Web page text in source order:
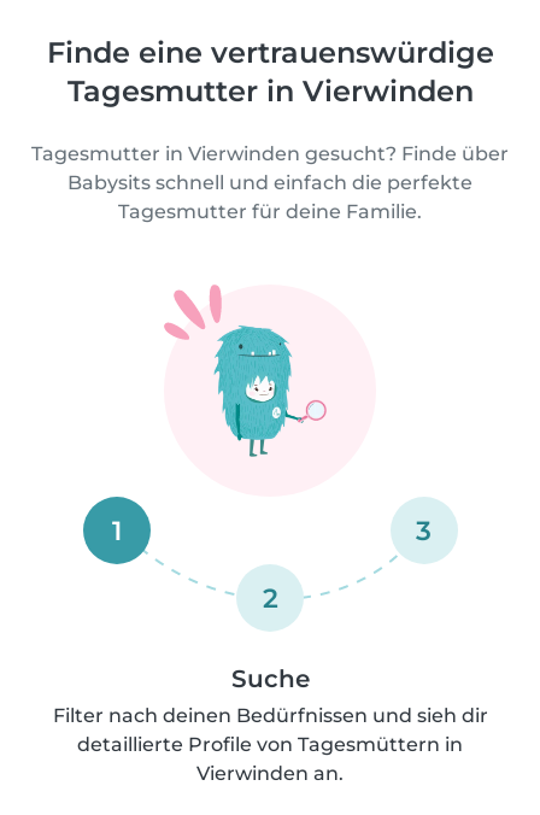
Finde eine vertrauenswürdige
Tagesmutter in Vierwinden
Tagesmutter in Vierwinden gesucht? Finde über
Babysits schnell und einfach die perfekte
Tagesmutter für deine Familie.
1
2
3
Suche
Filter nach deinen Bedürfnissen und sieh dir
detaillierte Profile von Tagesmüttern in
Vierwinden an.